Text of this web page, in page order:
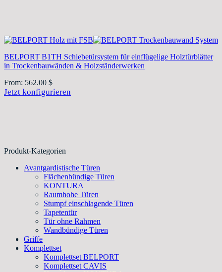
BELPORT B1TH Schiebetürsystem für einflügelige Holztürblätter
in Trockenbauwänden & Holzständerwerken
From: 562.00 $
Jetzt konfigurieren
Produkt-Kategorien
Avantgardistische Türen
Flächenbündige Türen
KONTURA
Raumhohe Türen
Stumpf einschlagende Türen
Tapetentür
Tür ohne Rahmen
Wandbündige Türen
Griffe
Komplettset
Komplettset BELPORT
Komplettset CAVIS